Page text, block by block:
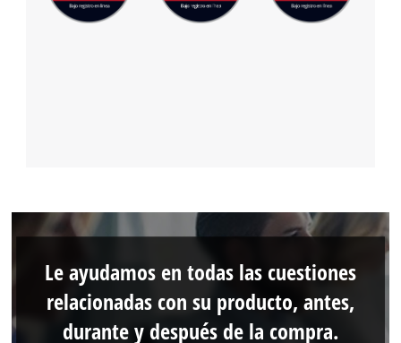
Le ayudamos en todas las cuestiones
relacionadas con su producto, antes,
durante y después de la compra.